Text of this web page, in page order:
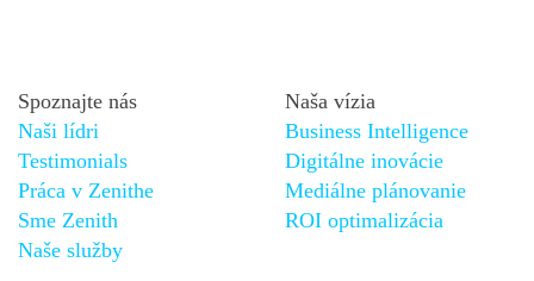
Spoznajte nás
Naši lídri
Testimonials
Práca v Zenithe
Sme Zenith
Naše služby
Naša vízia
Business Intelligence
Digitálne inovácie
Mediálne plánovanie
ROI optimalizácia